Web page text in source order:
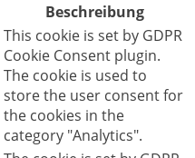
Beschreibung
This cookie is set by GDPR
Cookie Consent plugin.
The cookie is used to
store the user consent for
the cookies in the
category "Analytics".